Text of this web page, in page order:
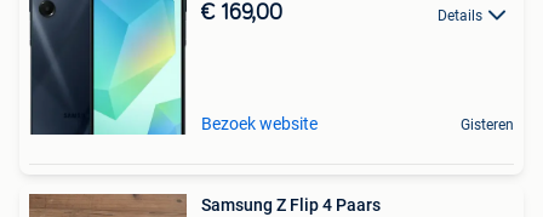
€ 169,00 Details
Bezoek website Gisteren
Samsung Z Flip 4 Paars